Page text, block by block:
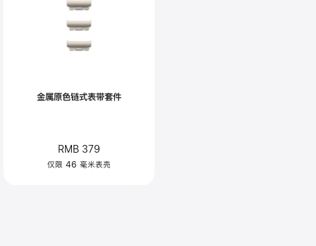
金属原色链式表带套件
RMB 379
仅限 46 毫米表壳